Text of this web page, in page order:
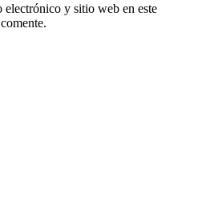
y sitio web en este